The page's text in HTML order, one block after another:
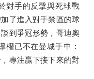
對手的反擊與死球戰
了進入對手禁區的球
到爭冠形勢，哥迪奧
權已不在曼城手中：
專注贏下接下來的對